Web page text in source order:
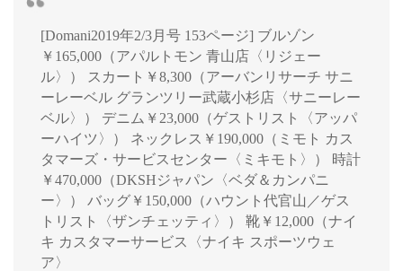
[Domani2019年2/3月号 153ページ] ブルゾン
￥165,000（アパルトモン 青山店〈リジェー
ル〉） スカート￥8,300（アーバンリサーチ サニ
ーレーベル グランツリー武蔵小杉店〈サニーレー
ベル〉） デニム￥23,000（ゲストリスト〈アッパ
ーハイツ〉） ネックレス￥190,000（ミモト カス
タマーズ・サービスセンター〈ミキモト〉） 時計
￥470,000（DKSHジャパン〈ベダ＆カンパニ
ー〉） バッグ￥150,000（ハウント代官山／ゲス
トリスト〈ザンチェッティ〉） 靴￥12,000（ナイ
キ カスタマーサービス〈ナイキ スポーツウェ
ア〉